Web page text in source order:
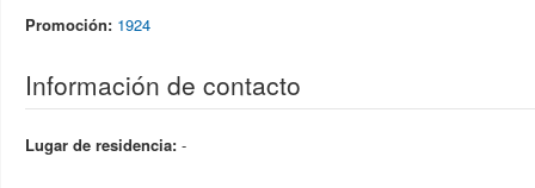
Promoción: 1924
Información de contacto
Lugar de residencia: -